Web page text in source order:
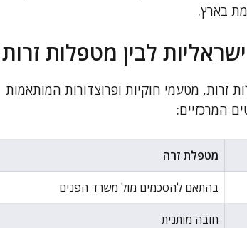
בארץ.
לבין מטפלות זרות
מטעמי חוקיות ופרוצדורות המותאמות
המרכזיים:
מטפלת זרה
בהתאם להסכמים מול משרד הפנים
חובה מותנית